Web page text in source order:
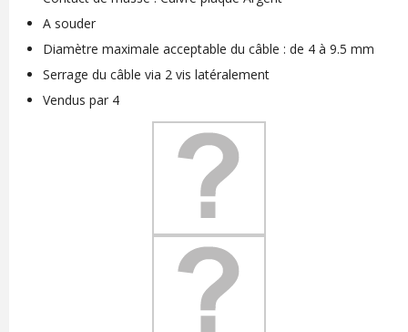
A souder
Diamètre maximale acceptable du câble : de 4 à 9.5 mm
Serrage du câble via 2 vis latéralement
Vendus par 4